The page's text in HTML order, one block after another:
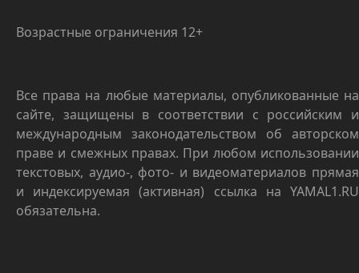
Возрастные ограничения 12+
Все права на любые материалы, опубликованные на
сайте, защищены в соответствии с российским и
международным законодательством об авторском
праве и смежных правах. При любом использовании
текстовых, аудио-, фото- и видеоматериалов прямая
и индексируемая (активная) ссылка на YAMAL1.RU
обязательна.